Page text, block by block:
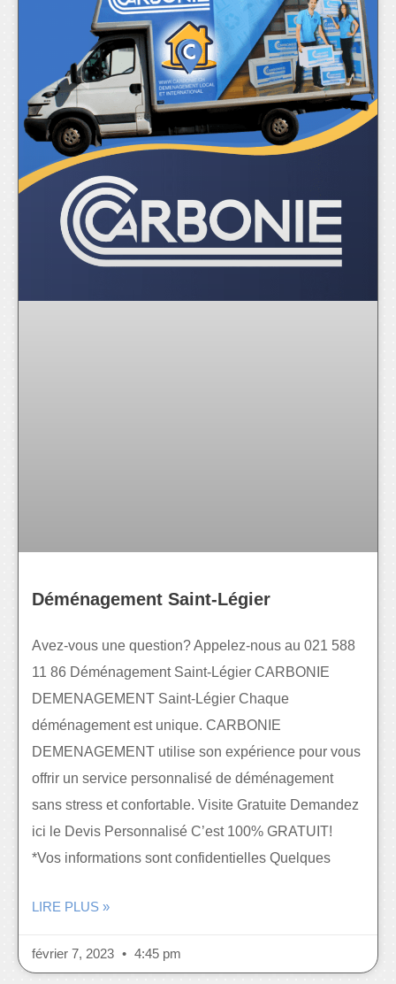
Déménagement Saint-Légier
Avez-vous une question? Appelez-nous au 021 588
11 86 Déménagement Saint-Légier CARBONIE
DEMENAGEMENT Saint-Légier Chaque
déménagement est unique. CARBONIE
DEMENAGEMENT utilise son expérience pour vous
offrir un service personnalisé de déménagement
sans stress et confortable. Visite Gratuite Demandez
ici le Devis Personnalisé C’est 100% GRATUIT!
*Vos informations sont confidentielles Quelques
LIRE PLUS »
février 7, 2023 4:45 pm